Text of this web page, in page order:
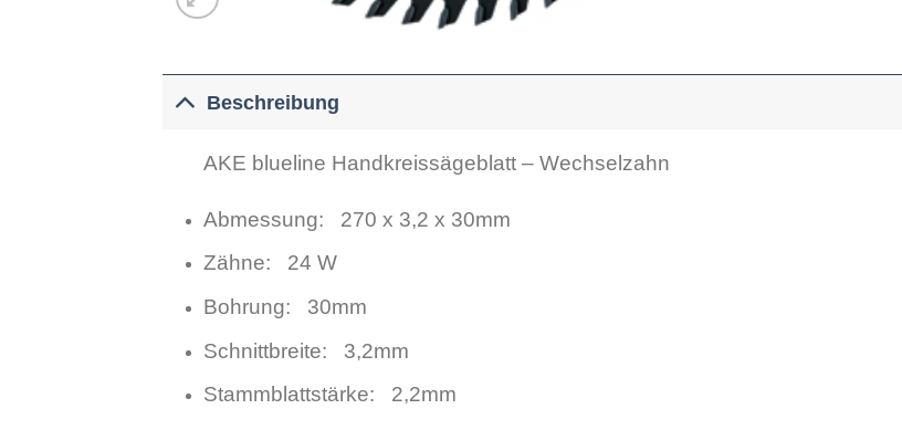
Beschreibung
AKE blueline Handkreissägeblatt – Wechselzahn
Abmessung: 270 x 3,2 x 30mm
Zähne: 24 W
Bohrung: 30mm
Schnittbreite: 3,2mm
Stammblattstärke: 2,2mm